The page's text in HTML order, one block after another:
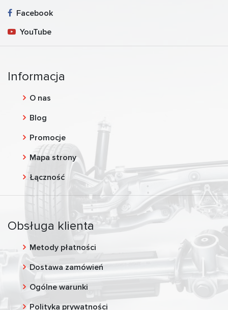
Facebook
YouTube
Informacja
O nas
Blog
Promocje
Mapa strony
Łączność
Obsługa klienta
Metody płatności
Dostawa zamówień
Ogólne warunki
Polityka prywatności